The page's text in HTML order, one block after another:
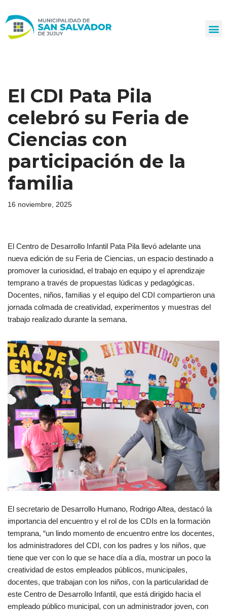
al
El CDI Pata Pila
celebró su Feria de
Ciencias con
participación de la
familia
16 noviembre, 2025
El Centro de Desarrollo Infantil Pata Pila llevó adelante una
nueva edición de su Feria de Ciencias, un espacio destinado a
promover la curiosidad, el trabajo en equipo y el aprendizaje
temprano a través de propuestas lúdicas y pedagógicas.
Docentes, niños, familias y el equipo del CDI compartieron una
jornada colmada de creatividad, experimentos y muestras del
trabajo realizado durante la semana.
El secretario de Desarrollo Humano, Rodrigo Altea, destacó la
importancia del encuentro y el rol de los CDIs en la formación
temprana, “un lindo momento de encuentro entre los docentes,
los administradores del CDI, con los padres y los niños, que
tiene que ver con lo que se hace día a día, mostrar un poco la
creatividad de estos empleados públicos, municipales,
docentes, que trabajan con los niños, con la particularidad de
este Centro de Desarrollo Infantil, que está dirigido hacia el
empleado público municipal, con un administrador joven, con